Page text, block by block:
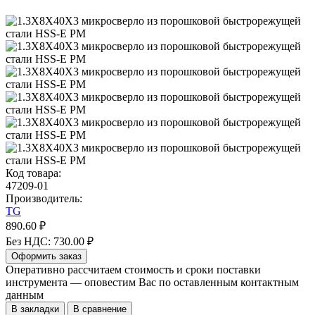
Код товара:
47209-01
Производитель:
TG
890.60 ₽
Без НДС: 730.00 ₽
Оформить заказ
Оперативно рассчитаем стоимость и сроки поставки
инструмента — оповестим Вас по оставленным контактным
данным
В закладки В сравнение